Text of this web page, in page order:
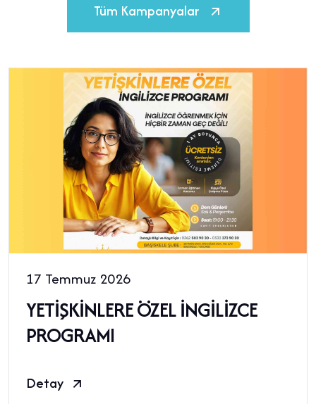
Tüm Kampanyalar
17 Temmuz 2026
YETİŞKİNLERE ÖZEL İNGİLİZCE
PROGRAMI
Detay